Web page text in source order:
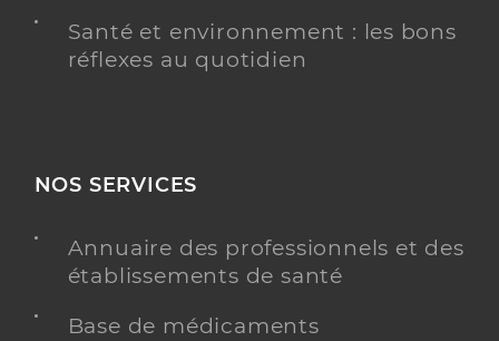
Santé et environnement : les bons
réflexes au quotidien
NOS SERVICES
Annuaire des professionnels et des
établissements de santé
Base de médicaments